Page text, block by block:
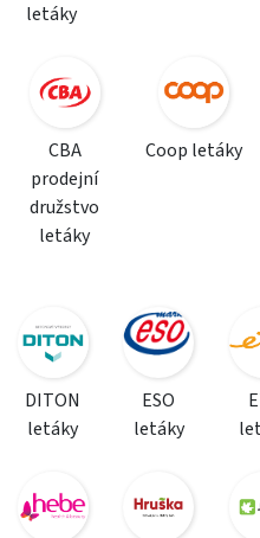
letáky
CBA
prodejní
družstvo
letáky
Coop letáky
DITON
letáky
ESO
letáky